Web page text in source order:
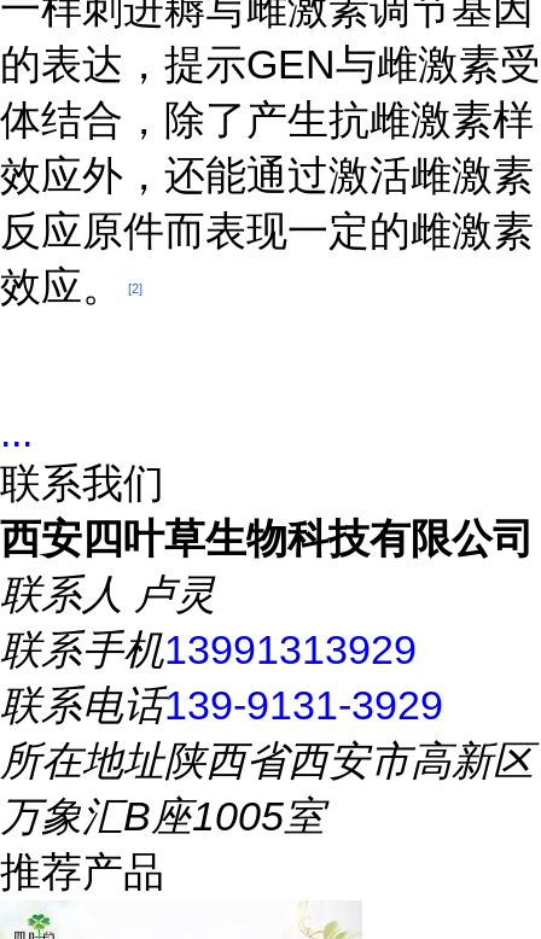
的表达，提示GEN与雌激素受
体结合，除了产生抗雌激素样
效应外，还能通过激活雌激素
反应原件而表现一定的雌激素
效应。
[2]
...
联系我们
西安四叶草生物科技有限公司
联系人 卢灵
联系手机13991313929
联系电话139-9131-3929
所在地址陕西省西安市高新区
万象汇B座1005室
推荐产品